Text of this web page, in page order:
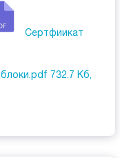
Сертфиикат
732.7 Кб,